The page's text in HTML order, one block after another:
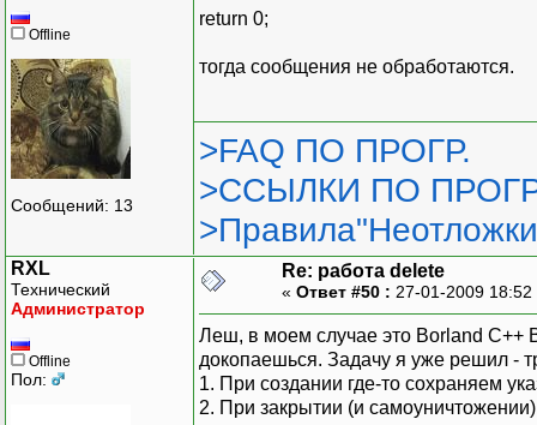
Offline
Сообщений: 13
return 0;
тогда сообщения не обработаются.
>FAQ ПО ПРОГР.
>ССЫЛКИ ПО
RXL
Технический
Администратор
Offline
Пол:
Re: работа delete
« Ответ #50 : 27-01-2009
Леш, в моем случае это Borland C++
докопаешься. Задачу я уже решил -
1. При создании где-то сохраняем
2. При закрытии (и